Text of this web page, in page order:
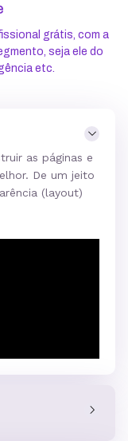
grátis, com a
seja ele do
etc.
as páginas e
De um jeito
(layout)